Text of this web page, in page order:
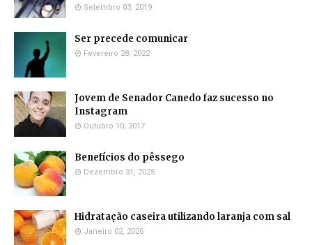
Setembro 03, 2019
Ser precede comunicar
Fevereiro 28, 2022
Jovem de Senador Canedo faz sucesso no
Instagram
Outubro 10, 2017
Benefícios do pêssego
Dezembro 31, 2025
Hidratação caseira utilizando laranja com sal
Janeiro 02, 2026